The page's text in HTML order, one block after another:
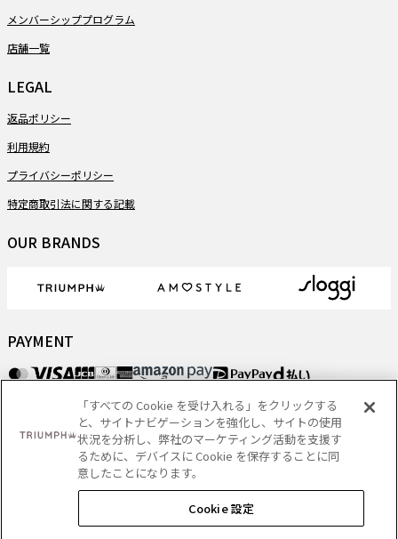
メンバーシッププログラム
店舗一覧
LEGAL
返品ポリシー
利用規約
プライバシーポリシー
特定商取引法に関する記載
OUR BRANDS
PAYMENT
「すべての Cookie を受け入れる」をクリックする
と、サイトナビゲーションを強化し、サイトの使用
状況を分析し、弊社のマーケティング活動を支援す
るために、デバイスに Cookie を保存することに同
意したことになります。
Cookie 設定